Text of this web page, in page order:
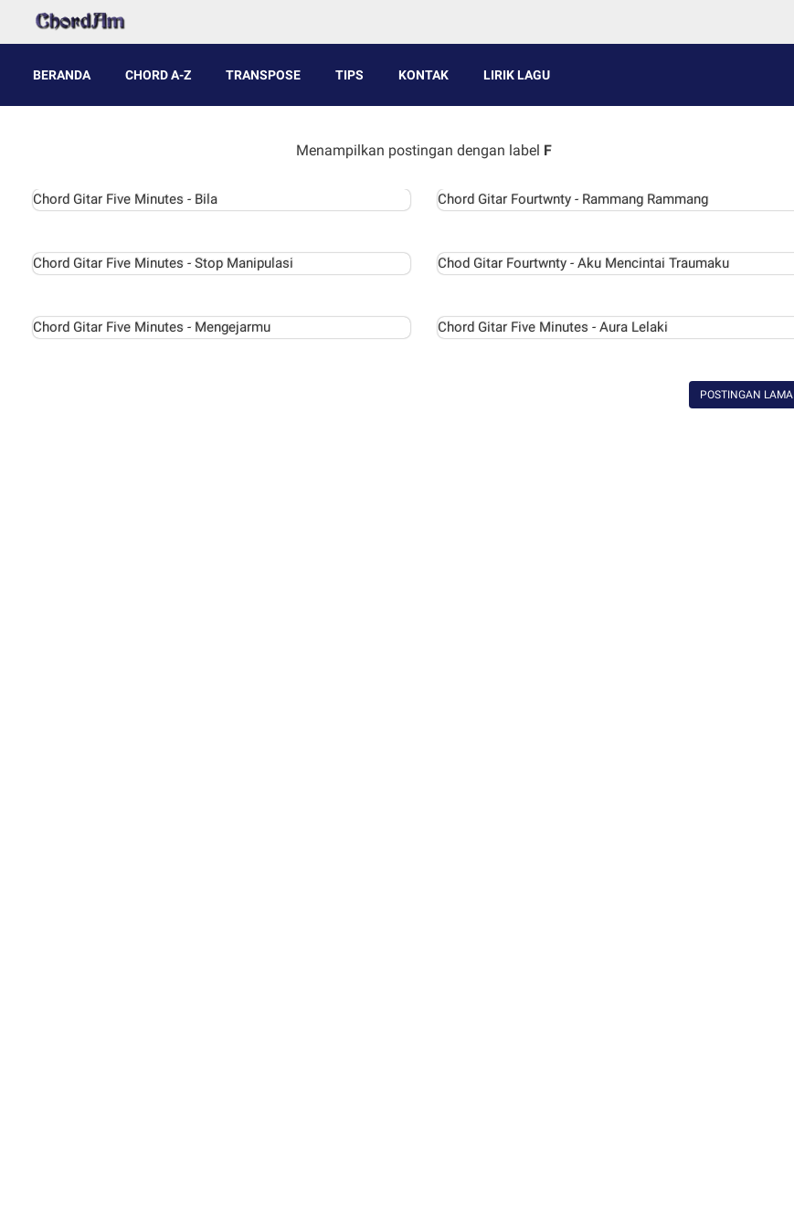
BERANDA CHORD A-Z TRANSPOSE TIPS KONTAK LIRIK LAGU
Menampilkan postingan dengan label F
Chord Gitar Five Minutes - Bila Chord Gitar Fourtwnty - Rammang Rammang
Chord Gitar Five Minutes - Stop Manipulasi Chod Gitar Fourtwnty - Aku Mencintai Traumaku
Chord Gitar Five Minutes - Mengejarmu Chord Gitar Five Minutes - Aura Lelaki
POSTINGAN LAMA